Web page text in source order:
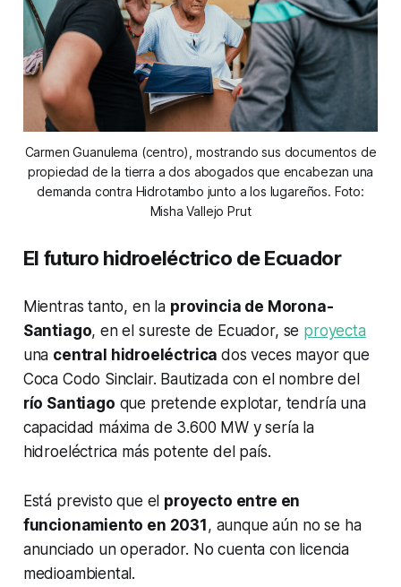
Carmen Guanulema (centro), mostrando sus documentos de
propiedad de la tierra a dos abogados que encabezan una
demanda contra Hidrotambo junto a los lugareños. Foto:
Misha Vallejo Prut
El futuro hidroeléctrico de Ecuador
Mientras tanto, en la provincia de Morona-
Santiago, en el sureste de Ecuador, se proyecta
una central hidroeléctricados veces mayor que
Coca Codo Sinclair. Bautizada con el nombre del
río Santiago que pretende explotar, tendría una
capacidad máxima de 3.600 MW y sería la
hidroeléctrica más potente del país.
Está previsto que el proyecto entre en
funcionamiento en 2031 , aunque aún no se ha
anunciado un operador. No cuenta con licencia
medioambiental.